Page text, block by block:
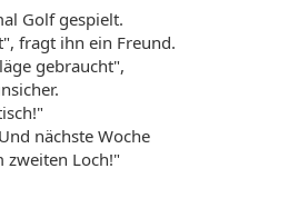
Golf gespielt.
fragt ihn ein Freund.
gebraucht",
nächste Woche
zweiten Loch!"